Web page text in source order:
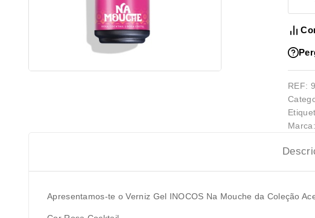
REF:
Marca:
Apresentamos-te o Verniz Gel INOCOS Na Mouche da Coleção